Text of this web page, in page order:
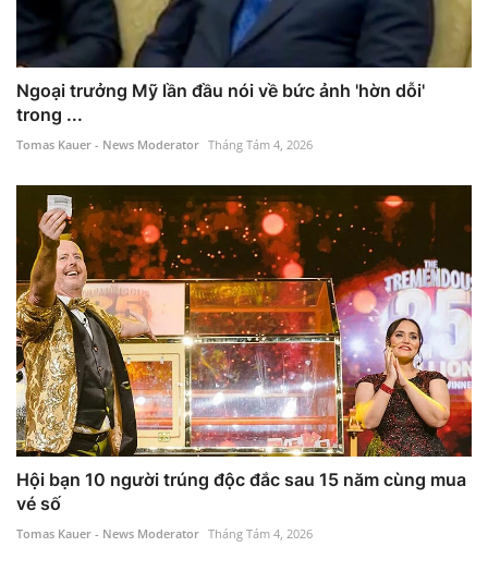
Ngoại trưởng Mỹ lần đầu nói về bức ảnh 'hờn dỗi'
trong ...
Tomas Kauer - News Moderator Tháng Tám 4, 2026
Hội bạn 10 người trúng độc đắc sau 15 năm cùng mua
vé số
Tomas Kauer - News Moderator Tháng Tám 4, 2026